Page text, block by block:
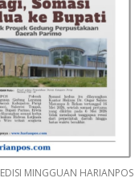
EDISI MINGGUAN HARIANPOS